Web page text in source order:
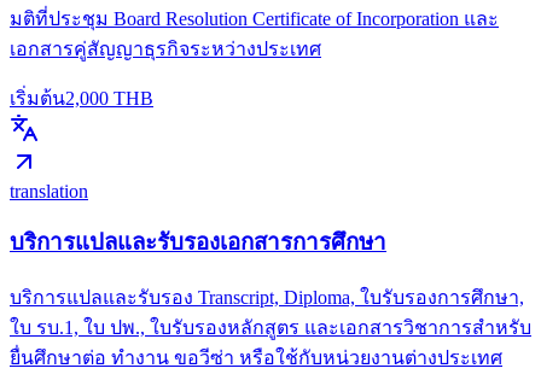
มติที่ประชุม Board Resolution Certificate of Incorporation และ
เอกสารคู่สัญญาธุรกิจระหว่างประเทศ
เริ่มต้น2,000 THB
translation
บริการแปลและรับรองเอกสารการศึกษา
บริการแปลและรับรอง Transcript, Diploma, ใบรับรองการศึกษา,
ใบ รบ.1, ใบ ปพ., ใบรับรองหลักสูตร และเอกสารวิชาการสำหรับ
ยื่นศึกษาต่อ ทำงาน ขอวีซ่า หรือใช้กับหน่วยงานต่างประเทศ